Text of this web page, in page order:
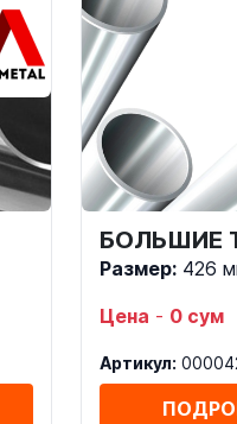
БОЛЬШИЕ
Размер:426
Цена - 0 сум
Артикул: